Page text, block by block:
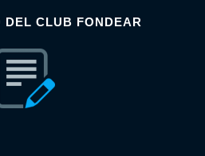
DEL CLUB FONDEAR